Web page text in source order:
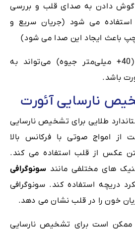
گوش دادن به صدای قلب و بررسی
استفاده می شود (جریان سریع و
باعث ایجاد این صدا می شود)
فشار پالس گسترده (40+ میلی‌متر جیوه) می‌تواند به
باشد.
نارسایی آئورت
طلایی برای تشخیص نارسایی
امواج صوتی با فرکانس بالا
عکس از قلب استفاده می کند.
های مختلفی مانند سونوگرافی
دریچه استفاده کند. سونوگرافی
خون را در قلب نشان می دهد.
ممکن است برای تشخیص نارسایی